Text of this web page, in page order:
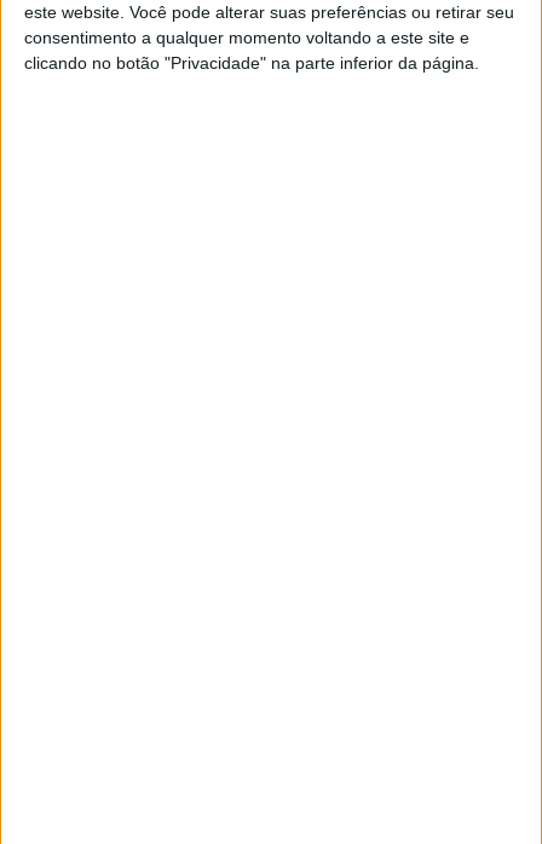
este website. Você pode alterar suas preferências ou retirar seu
consentimento a qualquer momento voltando a este site e
clicando no botão "Privacidade" na parte inferior da página.